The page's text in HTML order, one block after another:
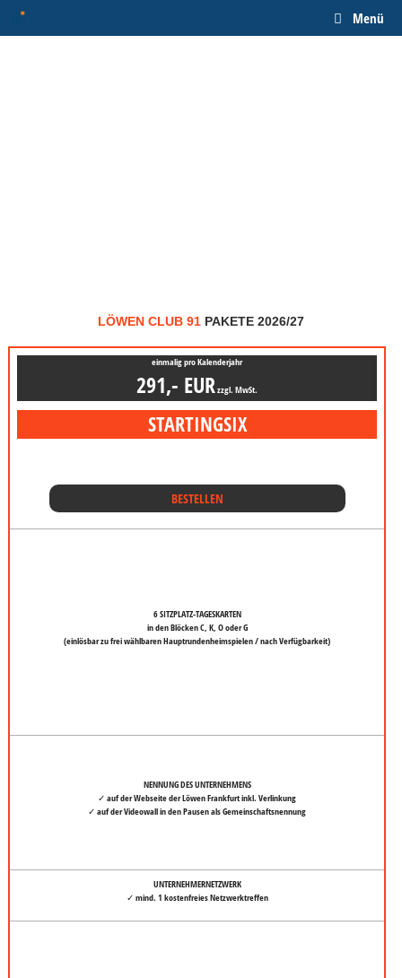
Menü
LÖWEN CLUB 91 PAKETE 2026/27
einmalig pro Kalenderjahr
291,- EURzzgl. MwSt.
STARTINGSIX
BESTELLEN
6 SITZPLATZ-TAGESKARTEN
in den Blöcken C, K, O oder G
(einlösbar zu frei wählbaren Hauptrundenheimspielen / nach Verfügbarkeit)
NENNUNG DES UNTERNEHMENS
✓ auf der Webseite der Löwen Frankfurt inkl. Verlinkung
✓ auf der Videowall in den Pausen als Gemeinschaftsnennung
UNTERNEHMERNETZWERK
✓ mind. 1 kostenfreies Netzwerktreffen